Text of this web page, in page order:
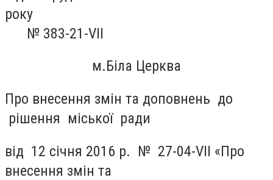
року
№ 383-21-VII
м.Біла Церква
Про внесення змін та доповнень до
рішення міської ради
від 12 січня 2016 р. № 27-04-VІІ «Про
внесення змін та